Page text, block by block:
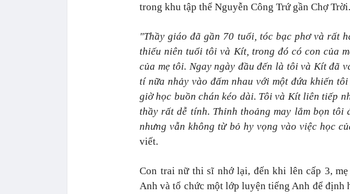
trong khu tập thể Nguyễn Công Trứ gần Chợ Trời.
"Thầy giáo đã gần 70 tuổi, tóc bạc phơ và rất
thiếu niên tuổi tôi và Kít, trong đó có con của
của mẹ tôi. Ngay ngày đầu đến là tôi và Kít đã
tí nữa nhảy vào đấm nhau với một đứa khiến
giờ học buồn chán kéo dài. Tôi và Kít liên tiếp
thầy rất dễ tính. Thỉnh thoảng may lắm bọn tôi
nhưng vẫn không từ bỏ hy vọng vào việc học
viết.
Con trai nữ thi sĩ nhớ lại, đến khi lên cấp 3,
Anh và tổ chức một lớp luyện tiếng Anh để định